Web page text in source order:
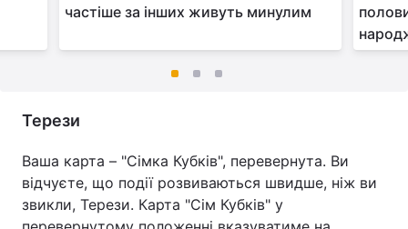
частіше за інших живуть минулим
Терези
Ваша карта – "Сімка Кубків", перевернута. Ви
відчуєте, що події розвиваються швидше, ніж ви
звикли, Терези. Карта "Сім Кубків" у